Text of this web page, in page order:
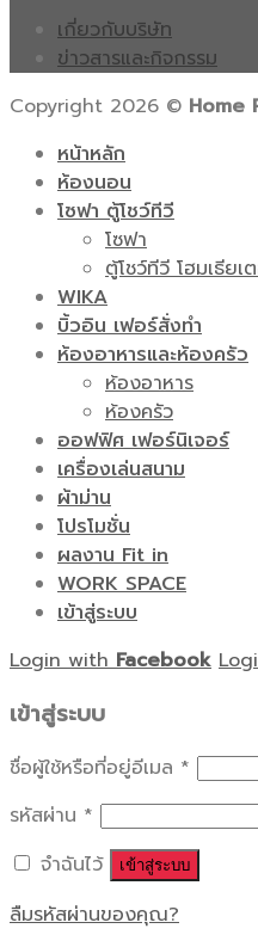
เกี่ยวกับบริษัท
ข่าวสารและกิจกรรม
Copyright 2026 © Home
หน้าหลัก
ห้องนอน
โซฟา ตู้โชว์ทีวี
โซฟา
ตู้โชว์ทีวี โฮมเธียเ
WIKA
บิ้วอิน เฟอร์สั่งทำ
ห้องอาหารและห้องครัว
ห้องอาหาร
ห้องครัว
ออฟฟิศ เฟอร์นิเจอร์
เครื่องเล่นสนาม
ผ้าม่าน
โปรโมชั่น
ผลงาน Fit in
WORK SPACE
เข้าสู่ระบบ
Login withFacebook
เข้าสู่ระบบ
ชื่อผู้ใช้หรือที่อยู่อีเมล *
รหัสผ่าน *
จำฉันไว้
เข้าสู่ระบบ
ลืมรหัสผ่านของคุณ?